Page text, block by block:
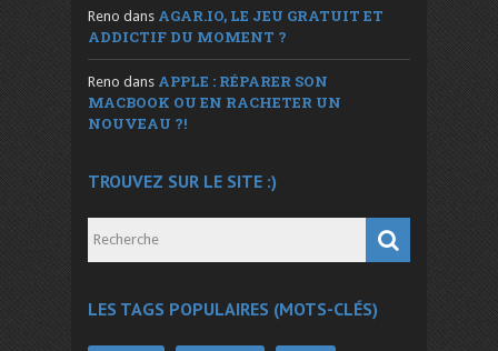
Reno dans AGAR.IO, LE JEU GRATUIT ET
ADDICTIF DU MOMENT ?
Reno dans APPLE : RÉPARER SON
MACBOOK OU EN RACHETER UN
NOUVEAU ?!
TROUVEZ SUR LE SITE :)
LES TAGS POPULAIRES (MOTS-CLÉS)